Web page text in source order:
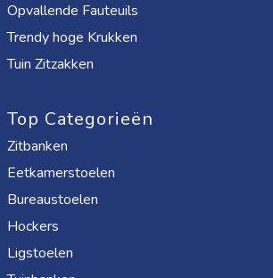
Opvallende Fauteuils
Trendy hoge Krukken
Tuin Zitzakken
Top Categorieën
Zitbanken
Eetkamerstoelen
Bureaustoelen
Hockers
Ligstoelen